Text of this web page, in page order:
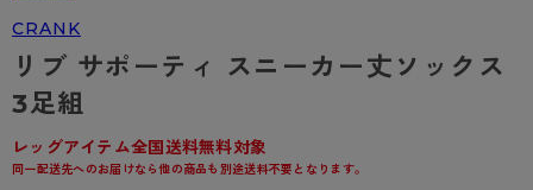
- 柄タイツ
- ひざ下丈タイツ
- 着圧タイツ
ソックス・靴下
- ガードル・補正ショーツ
肌着・インナー
- 長袖（七分袖以上）
- タンクトップ
- スポーツボトムス
雑貨・小物
ボクサー
BT
スクールタイム
みんなの、みんなの。
CLINICAL
お支払い方法について
配送方法について
返品・交換について
お問い合わせについて
CRANK
リブ サポーティ スニーカー丈ソックス
3足組
レッグアイテム全国送料無料対象
同一配送先へのお届けなら他の商品も別途送料不要となります。